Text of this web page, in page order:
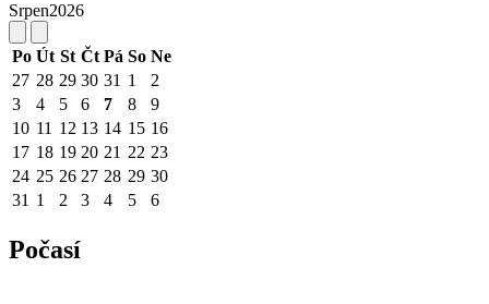
Srpen2026
Po Út St Čt Pá So Ne
27 28 29 30 31 1
2
3
4 5 6 7 8
9
10 11 12 13 14 15 16
17 18 19 20 21 22 23
24 25 26 27 28 29 30
31 1 2 3 4 5 6
Počasí